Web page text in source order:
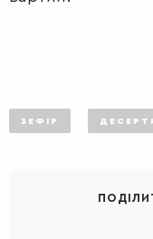
ЗЕФІР